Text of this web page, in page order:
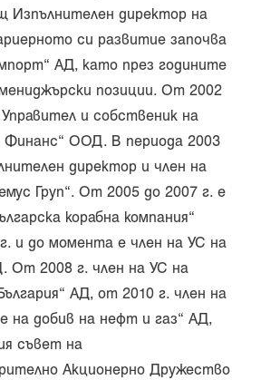
Изпълнителен директор на
си развитие започва
АД, като през годините
позиции. От 2002
и собственик на
Финанс“ ООД. В периода 2003
директор и член на
Груп“. От 2005 до 2007 г. е
корабна компания“
и до момента е член на УС на
От 2008 г. член на УС на
АД, от 2010 г. член на
на добив на нефт и газ“ АД,
съвет на
Акционерно Дружество